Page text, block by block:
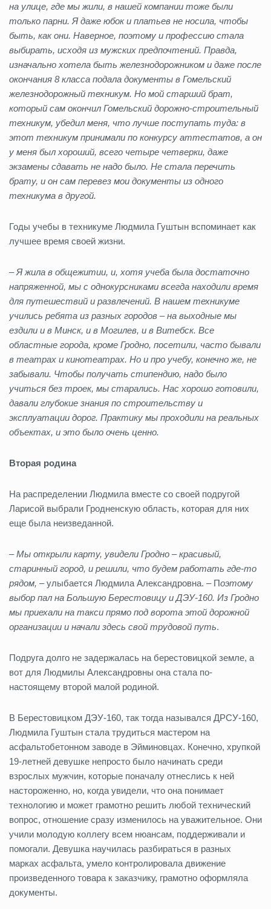
на улице, где мы жили, в нашей компании тоже были
только парни. Я даже юбок и платьев не носила, чтобы
быть, как они. Наверное, поэтому и профессию стала
выбирать, исходя из мужских предпочтений. Правда,
изначально хотела быть железнодорожником и даже после
окончания 8 класса подала документы в Гомельский
железнодорожный техникум. Но мой старший брат,
который сам окончил Гомельский дорожно-строительный
техникум, убедил меня, что лучше поступать туда: в
этот техникум принимали по конкурсу аттестатов, а он
у меня был хороший, всего четыре четверки, даже
экзамены сдавать не надо было. Не стала перечить
брату, и он сам перевез мои документы из одного
техникума в другой.
Годы учебы в техникуме Людмила Гуштын вспоминает как
лучшее время своей жизни.
– Я жила в общежитии, и, хотя учеба была достаточно
напряженной, мы с однокурсниками всегда находили время
для путешествий и развлечений. В нашем техникуме
учились ребята из разных городов – на выходные мы
ездили и в Минск, и в Могилев, и в Витебск. Все
областные города, кроме Гродно, посетили, часто бывали
в театрах и кинотеатрах. Но и про учебу, конечно же, не
забывали. Чтобы получать стипендию, надо было
учиться без троек, мы старались. Нас хорошо готовили,
давали глубокие знания по строительству и
эксплуатации дорог. Практику мы проходили на реальных
объектах, и это было очень ценно.
Вторая родина
На распределении Людмила вместе со своей подругой
Ларисой выбрали Гродненскую область, которая для них
еще была неизведанной.
– Мы открыли карту, увидели Гродно – красивый,
старинный город, и решили, что будем работать где-то
рядом, – улыбается Людмила Александровна. – Поэтому
выбор пал на Большую Берестовицу и ДЭУ-160. Из Гродно
мы приехали на такси прямо под ворота этой дорожной
организации и начали здесь свой трудовой путь.
Подруга долго не задержалась на берестовицкой земле, а
вот для Людмилы Александровны она стала по-
настоящему второй малой родиной.
В Берестовицком ДЭУ-160, так тогда назывался ДРСУ-160,
Людмила Гуштын стала трудиться мастером на
асфальтобетонном заводе в Эйминовцах. Конечно, хрупкой
19-летней девушке непросто было начинать среди
взрослых мужчин, которые поначалу отнеслись к ней
настороженно, но, когда увидели, что она понимает
технологию и может грамотно решить любой технический
вопрос, отношение сразу изменилось на уважительное. Они
учили молодую коллегу всем нюансам, поддерживали и
помогали. Девушка научилась разбираться в разных
марках асфальта, умело контролировала движение
произведенного товара к заказчику, грамотно оформляла
документы.